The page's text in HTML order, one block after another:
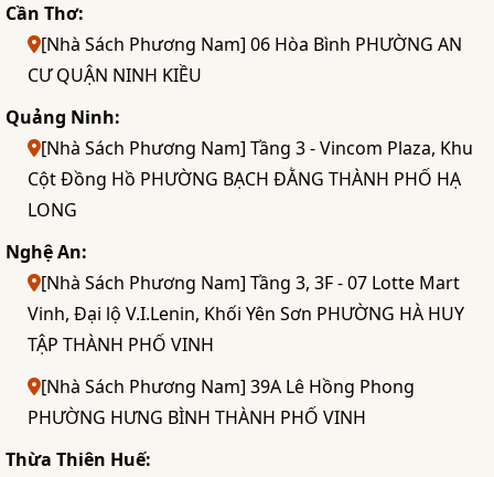
Cần Thơ:
[Nhà Sách Phương Nam] 06 Hòa Bình PHƯỜNG AN
CƯ QUẬN NINH KIỀU
Quảng Ninh:
[Nhà Sách Phương Nam] Tầng 3 - Vincom Plaza, Khu
Cột Đồng Hồ PHƯỜNG BẠCH ĐẰNG THÀNH PHỐ HẠ
LONG
Nghệ An:
[Nhà Sách Phương Nam] Tầng 3, 3F - 07 Lotte Mart
Vinh, Đại lộ V.I.Lenin, Khối Yên Sơn PHƯỜNG HÀ HUY
TẬP THÀNH PHỐ VINH
[Nhà Sách Phương Nam] 39A Lê Hồng Phong
PHƯỜNG HƯNG BÌNH THÀNH PHỐ VINH
Thừa Thiên Huế: